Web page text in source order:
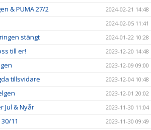
& PUMA 27/2 2024-02-21 14:48
2024-02-05 11:41
stängt 2024-01-22 10:28
till er! 2023-12-20 14:48
2023-12-09 09:00
tillsvidare 2023-12-04 10:48
2023-12-01 20:02
Jul & Nyår 2023-11-30 11:04
30/11 2023-11-30 09:49